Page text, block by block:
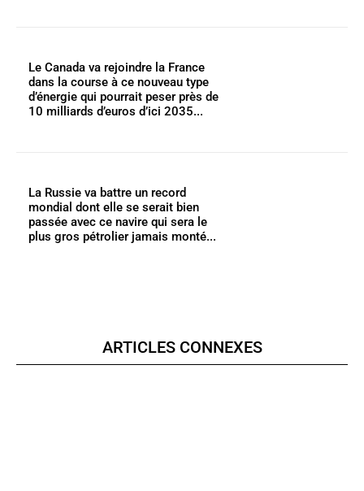
Le Canada va rejoindre la France
dans la course à ce nouveau type
d’énergie qui pourrait peser près de
10 milliards d’euros d’ici 2035...
La Russie va battre un record
mondial dont elle se serait bien
passée avec ce navire qui sera le
plus gros pétrolier jamais monté...
ARTICLES CONNEXES